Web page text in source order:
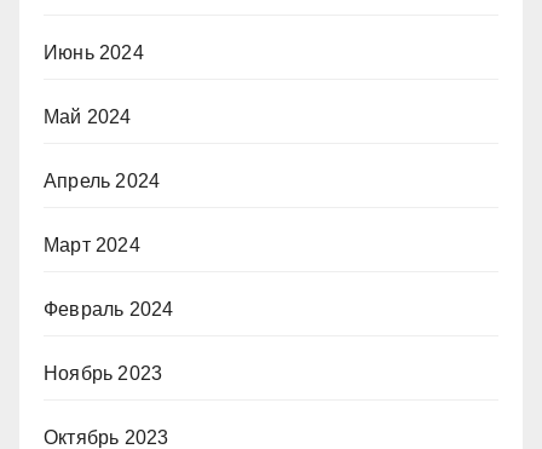
Июнь 2024
Май 2024
Апрель 2024
Март 2024
Февраль 2024
Ноябрь 2023
Октябрь 2023